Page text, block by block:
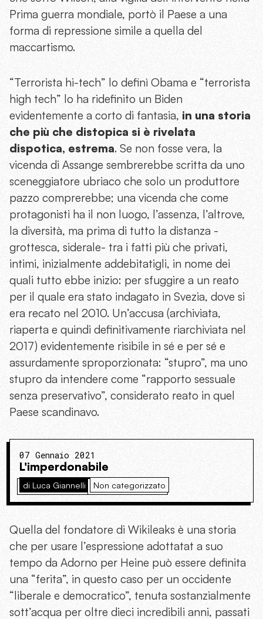
Prima guerra mondiale, portò il Paese a una
forma di repressione simile a quella del
maccartismo.
“Terrorista hi-tech” lo definì Obama e “terrorista
high tech” lo ha ridefinito un Biden
evidentemente a corto di fantasia, in una storia
che più che distopica si è rivelata
dispotica, estrema. Se non fosse vera, la
vicenda di Assange sembrerebbe scritta da uno
sceneggiatore ubriaco che solo un produttore
pazzo comprerebbe; una vicenda che come
protagonisti ha il non luogo, l’assenza, l’altrove,
la diversità, ma prima di tutto la distanza -
grottesca, siderale- tra i fatti più che privati,
intimi, inizialmente addebitatigli, in nome dei
quali tutto ebbe inizio: per sfuggire a un reato
per il quale era stato indagato in Svezia, dove si
era recato nel 2010. Un’accusa (archiviata,
riaperta e quindi definitivamente riarchiviata nel
2017) evidentemente risibile in sé e per sé e
assurdamente sproporzionata: “stupro”, ma uno
stupro da intendere come “rapporto sessuale
senza preservativo”, considerato reato in quel
Paese scandinavo.
07 Gennaio 2021
L'imperdonabile
di Luca Giannelli Non categorizzato
Quella del fondatore di Wikileaks è una storia
che per usare l’espressione adottatat a suo
tempo da Adorno per Heine può essere definita
una “ferita”, in questo caso per un occidente
“liberale e democratico”, tenuta sostanzialmente
sott’acqua per oltre dieci incredibili anni, passati